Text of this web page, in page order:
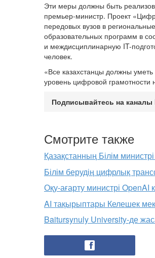
Эти меры должны быть
премьер-министр. Проект
передовых вузов в
образовательных программ в
и междисциплинарную IT-
человек.
«Все казахстанцы должны
уровень цифровой
Подписывайтесь на каналы
Смотрите также
Қазақстанның Білім
Білім берудің цифрлық
Оқу-ағарту министрі
AI тақырыптары Келешек
Baitursynuly University-де